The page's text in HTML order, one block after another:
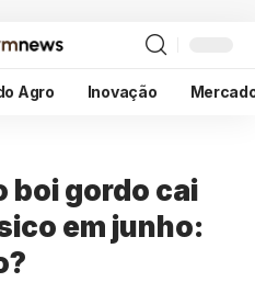
Agro Inovação
boi gordo cai
em junho: